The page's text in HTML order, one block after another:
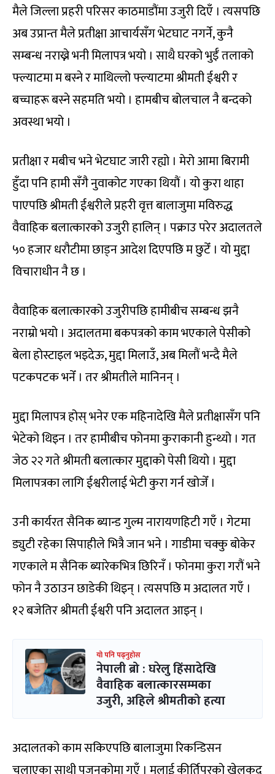
मैले जिल्ला प्रहरी परिसर काठमाडौंमा उजुरी दिएँ । त्यसपछि
अब उप्रान्त मैले प्रतीक्षा आचार्यसँग भेटघाट नगर्ने, कुनै
सम्बन्ध नराख्ने भनी मिलापत्र भयो । साथै घरको भुईँ तलाको
फ्ल्याटमा म बस्ने र माथिल्लो फ्ल्याटमा श्रीमती ईश्वरी र
बच्चाहरू बस्ने सहमति भयो । हामबीच बोलचाल नै बन्दको
अवस्था भयो ।
प्रतीक्षा र मबीच भने भेटघाट जारी रह्यो । मेरो आमा बिरामी
हुँदा पनि हामी सँगै नुवाकोट गएका थियौं । यो कुरा थाहा
पाएपछि श्रीमती ईश्वरीले प्रहरी वृत्त बालाजुमा मविरुद्ध
वैवाहिक बलात्कारको उजुरी हालिन् । पक्राउ परेर अदालतले
५० हजार धरौटीमा छाड्न आदेश दिएपछि म छुटेँ । यो मुद्दा
विचाराधीन नै छ ।
वैवाहिक बलात्कारको उजुरीपछि हामीबीच सम्बन्ध झनै
नराम्रो भयो । अदालतमा बकपत्रको काम भएकाले पेसीको
बेला होस्टाइल भइदेऊ, मुद्दा मिलाउँ, अब मिलौं भन्दै मैले
पटकपटक भनेँ । तर श्रीमतीले मानिनन् ।
मुद्दा मिलापत्र होस् भनेर एक महिनादेखि मैले प्रतीक्षासँग पनि
भेटेको थिइन । तर हामीबीच फोनमा कुराकानी हुन्थ्यो । गत
जेठ २२ गते श्रीमती बलात्कार मुद्दाको पेसी थियो । मुद्दा
मिलापत्रका लागि ईश्वरीलाई भेटी कुरा गर्न खोजेँ ।
उनी कार्यरत सैनिक ब्यान्ड गुल्म नारायणहिटी गएँ । गेटमा
ड्युटी रहेका सिपाहीले भित्रै जान भने । गाडीमा चक्कु बोकेर
गएकाले म सैनिक ब्यारेकभित्र छिरिनँ । फोनमा कुरा गरौं भने
फोन नै उठाउन छाडेकी थिइन् । त्यसपछि म अदालत गएँ ।
१२ बजेतिर श्रीमती ईश्वरी पनि अदालत आइन् ।
यो पनि पढ्नुहोस
नेपाली ब्रो : घरेलु हिंसादेखि
वैवाहिक बलात्कारसम्मका
उजुरी, अहिले श्रीमतीको हत्या
अदालतको काम सकिएपछि बालाजुमा रिकन्डिसन